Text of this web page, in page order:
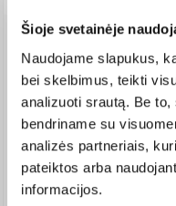
Šioje svetainėje
Naudojame slapukus,
bei skelbimus, teikti
analizuoti srautą. Be
bendriname su
analizės partneriais,
pateiktos arba
informacijos.
Venipak
Pristato ir šeštadienį
Rugpjūtis 11d. -
Venipak kurjeris (
Omniva paštomatas
Pristato ir šeštadienį
Rugpjūtis 11d. -